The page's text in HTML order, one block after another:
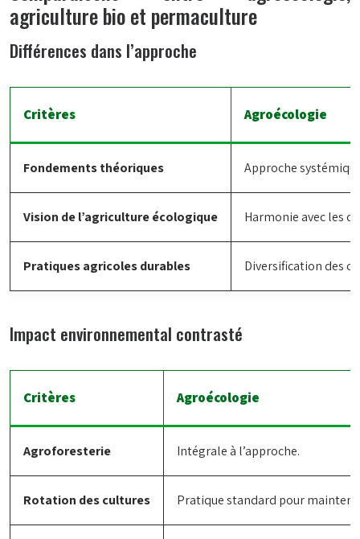
agriculture bio et permaculture
Différences dans l’approche
Critères Agroécologie
Fondements théoriques Approche
Vision de l’agriculture écologique Harmonie avec les
Pratiques agricoles durables Diversification des
Impact environnemental contrasté
Critères Agroécologie
Agroforesterie Intégrale à l’approche.
Rotation des cultures Pratique standard pour